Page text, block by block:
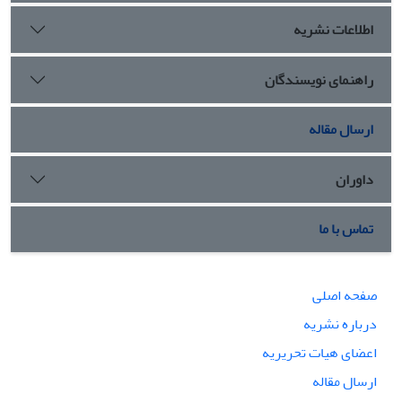
اطلاعات نشریه
راهنمای نویسندگان
ارسال مقاله
داوران
تماس با ما
صفحه اصلی
درباره نشریه
اعضای هیات تحریریه
ارسال مقاله